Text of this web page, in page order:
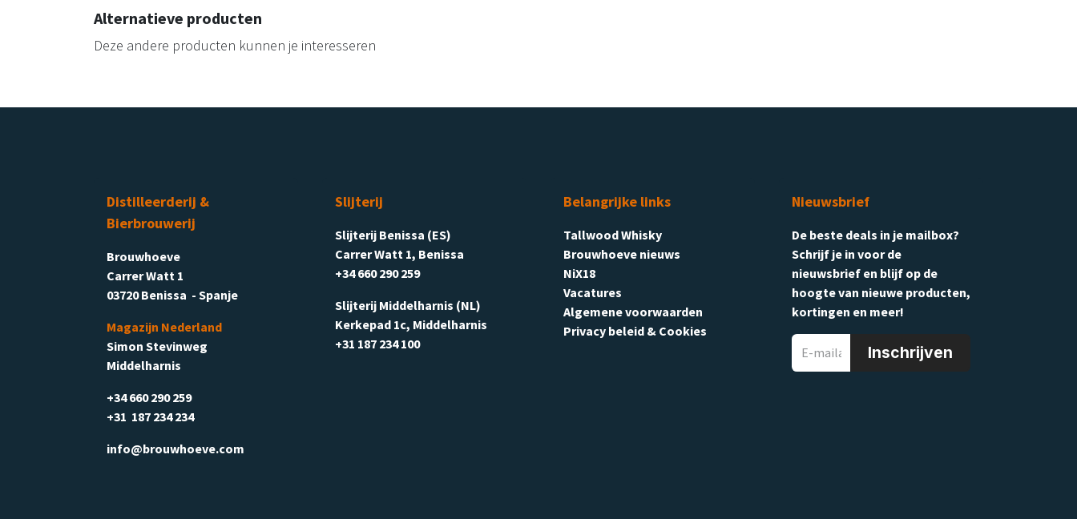
Alternatieve producten
Deze andere producten kunnen je interesseren
Distilleerderij &
Bierbrouwerij
Brouwhoeve
Carrer Watt 1
03720 Benissa - Spanje
Magazijn Nederland
Simon Stevinweg
Middelharnis
+34 660 290 259
+31 187 234 234
info@brouwhoeve.com
Slijterij
Slijterij Benissa (ES)
Carrer Watt 1, Benissa
+34 660 290 259
Slijterij Middelharnis (NL)
Kerkepad 1c, Middelharnis
+31 187 234 100
Belangrijke links
Tallwood Whisky
Brouwhoeve nieuws
NiX18
Vacatures
Algemene voorwaarden
Privacy beleid & Cookies
Nieuwsbrief
De beste deals in je mailbox?
Schrijf je in voor de
nieuwsbrief en blijf op de
hoogte van nieuwe producten,
kortingen en meer!
Inschrijven